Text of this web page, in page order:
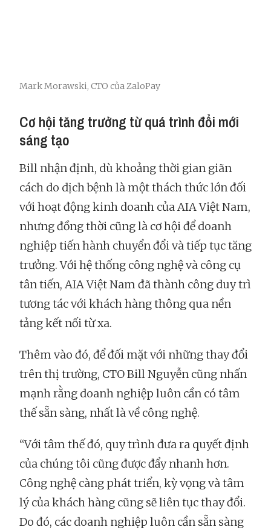
Mark Morawski, CTO của ZaloPay
Cơ hội tăng trưởng từ quá trình đổi mới
sáng tạo
Bill nhận định, dù khoảng thời gian giãn
cách do dịch bệnh là một thách thức lớn đối
với hoạt động kinh doanh của AIA Việt Nam,
nhưng đồng thời cũng là cơ hội để doanh
nghiệp tiến hành chuyển đổi và tiếp tục tăng
trưởng. Với hệ thống công nghệ và công cụ
tân tiến, AIA Việt Nam đã thành công duy trì
tương tác với khách hàng thông qua nền
tảng kết nối từ xa.
Thêm vào đó, để đối mặt với những thay đổi
trên thị trường, CTO Bill Nguyễn cũng nhấn
mạnh rằng doanh nghiệp luôn cần có tâm
thế sẵn sàng, nhất là về công nghệ.
“Với tâm thế đó, quy trình đưa ra quyết định
của chúng tôi cũng được đẩy nhanh hơn.
Công nghệ càng phát triển, kỳ vọng và tâm
lý của khách hàng cũng sẽ liên tục thay đổi.
Do đó, các doanh nghiệp luôn cần sẵn sàng